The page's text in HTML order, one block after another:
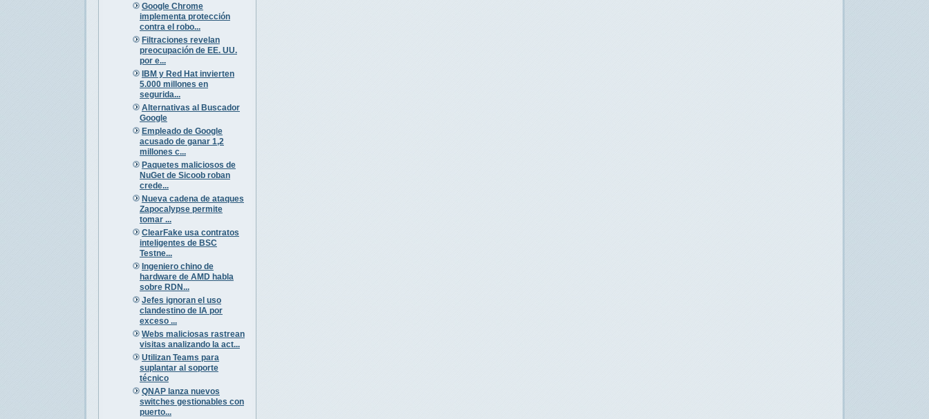
Google Chrome
implementa protección
contra el robo...
Filtraciones revelan
preocupación de EE. UU.
por e...
IBM y Red Hat invierten
5.000 millones en
segurida...
Alternativas al Buscador
Google
Empleado de Google
acusado de ganar 1,2
millones c...
Paquetes maliciosos de
NuGet de Sicoob roban
crede...
Nueva cadena de ataques
Zapocalypse permite
tomar ...
ClearFake usa contratos
inteligentes de BSC
Testne...
Ingeniero chino de
hardware de AMD habla
sobre RDN...
Jefes ignoran el uso
clandestino de IA por
exceso ...
Webs maliciosas rastrean
visitas analizando la act...
Utilizan Teams para
suplantar al soporte
técnico
QNAP lanza nuevos
switches gestionables con
puerto...